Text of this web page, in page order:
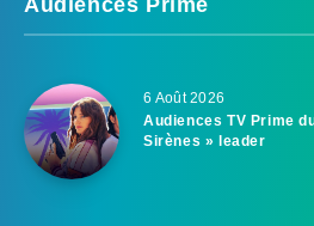
6 Août 2026
Audiences TV Prime
Sirènes » leader